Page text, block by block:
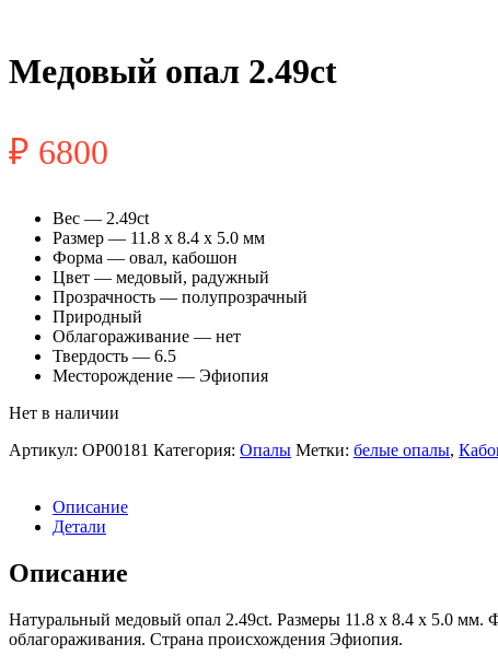
Медовый опал 2.49ct
₽ 6800
Вес — 2.49ct
Размер — 11.8 x 8.4 x 5.0 мм
Форма — овал, кабошон
Цвет — медовый, радужный
Прозрачность — полупрозрачный
Природный
Облагораживание — нет
Твердость — 6.5
Месторождение — Эфиопия
Нет в наличии
Артикул: OP00181 Категория: Опалы Метки: белые опалы,
Описание
Детали
Описание
Натуральный медовый опал 2.49ct. Размеры 11.8 x 8.4 x 5.0
облагораживания. Страна происхождения Эфиопия.